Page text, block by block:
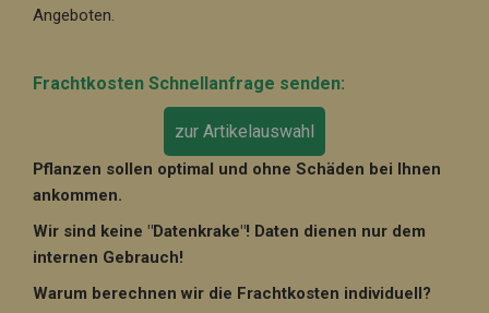
Angeboten.
Frachtkosten Schnellanfrage senden:
zur Artikelauswahl
Pflanzen sollen optimal und ohne Schäden bei Ihnen
ankommen.
Wir sind keine "Datenkrake"! Daten dienen nur dem
internen Gebrauch!
Warum berechnen wir die Frachtkosten individuell?